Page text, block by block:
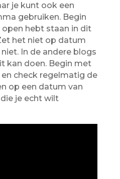
je kunt ook een
gebruiken. Begin
hebt staan in dit
het niet op datum
In de andere blogs
kan doen. Begin met
check regelmatig de
op een datum van
je echt wilt